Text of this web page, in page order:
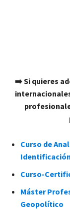
➡️ Si quieres
Curso de
Curso-
Máster
Geopolítico